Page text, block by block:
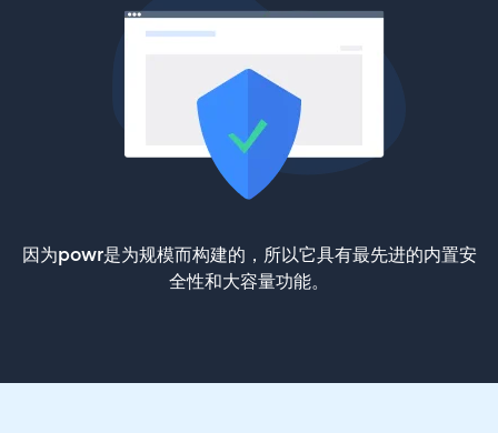
因为powr是为规模而构建的，所以它具有最先进的内置安
全性和大容量功能。